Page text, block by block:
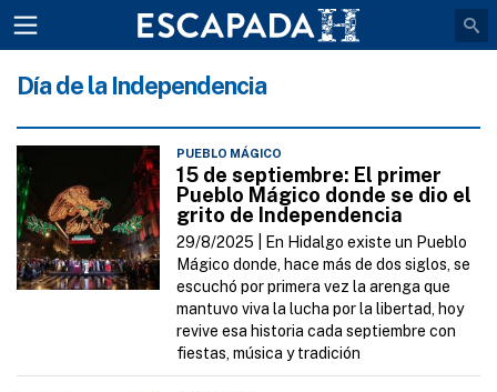
Día de la Independencia
PUEBLO MÁGICO
15 de septiembre: El primer
Pueblo Mágico donde se dio el
grito de Independencia
29/8/2025 | En Hidalgo existe un Pueblo
Mágico donde, hace más de dos siglos, se
escuchó por primera vez la arenga que
mantuvo viva la lucha por la libertad, hoy
revive esa historia cada septiembre con
fiestas, música y tradición